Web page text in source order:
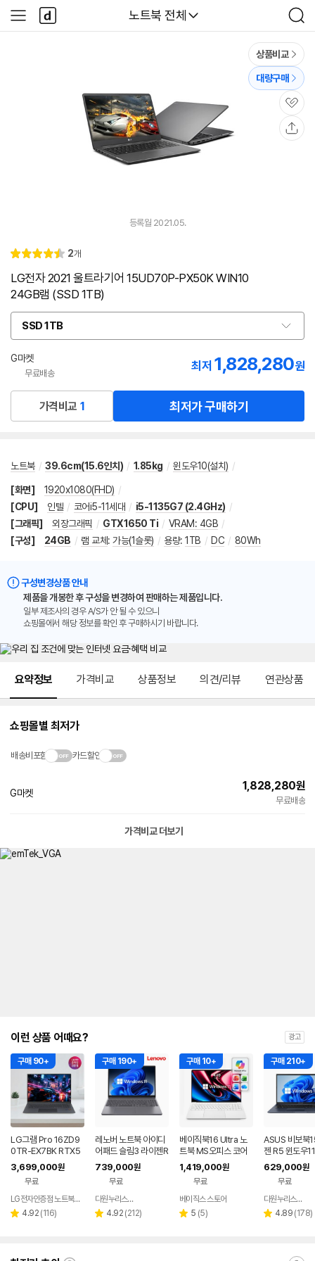
다나와
노트북 전체
검
색
사
이
다
나
와
상품비교
대량구매
관
심
등록월 2021.05.
별
4.
리
2개
LG전자 2021 울트라기어 15UD70P-PX50K WIN10
24GB램 (SSD 1TB)
SSD 1TB
옵
션
선
택
G마켓
무료배송
최저 1,828,280원
가격비교 1 최저가 구매하기
노트북 / 39.6cm(15.6인치) / 1.85kg / 윈도우10(설치) /
[화면] 1920x1080(FHD) /
[CPU]
인텔 / 코어i5-11세대 / i5-1135G7 (2.4GHz) /
[그래픽]
외장그래픽 / GTX1650 Ti / VRAM: 4GB /
[구성]
24GB / 램 교체: 가능(1슬롯) / 용량: 1TB / DC / 80Wh
구성변경상품 안내
제품을 개봉한 후 구성을 변경하여 판매하는 제품입니다.
일부 제조사의 경우 A/S가 안 될 수 있으니
쇼핑몰에서 해당 정보를 확인 후 구매하시기 바랍니다.
요약정보 가격비교 상품정보 의견/리뷰 연관상품
쇼핑몰별 최저가
배송비포함 카드할인
G마켓
1,828,280원
무료배송
가격비교 더보기
이런 상품 어때요? 광고
구매 90+
LG그램 Pro 16ZD9
0TR-EX7BK RTX5
050 32GB 디자인 노
트북
3,699,000원
무료
LG전자인증점 노트북랜드
별 4.92 리
(116)
구매 190+
레노버 노트북 아이디
어패드 슬림3 라이젠R
5 8GB 256GB 윈도
우11
739,000원
무료
페이
다원누리스토어
별 4.92 리
(212)
구매 10+
베이직북16 Ultra 노
트북 MS오피스 코어
울트라5 사무용 업무
용 게이밍
1,419,000원
무료
베이직스 스토어
별 5 리
(5)
구매 210+
ASUS 비보북
젠 R5 윈도우
근무 싼 노트북
629,000원
무료
다원누리스토어
별 4.89 리
(178)